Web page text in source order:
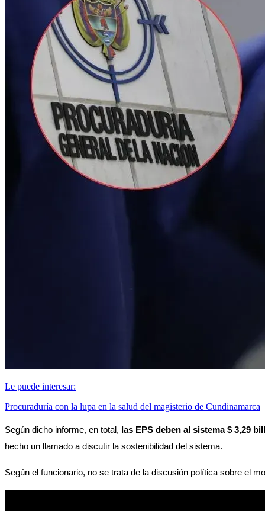
Le puede interesar:
Procuraduría con la lupa en la salud del magisterio de Cundinamarca
Según dicho informe, en total, las EPS deben al sistema $ 3,29
hecho un llamado a discutir la sostenibilidad del sistema.
Según el funcionario, no se trata de la discusión política sobre el